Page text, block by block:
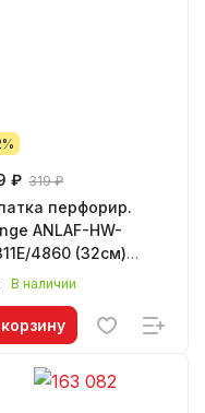
₽ 319 ₽
перфорир.
ANLAF-HW-
4860 (32см)
дерево
В наличии